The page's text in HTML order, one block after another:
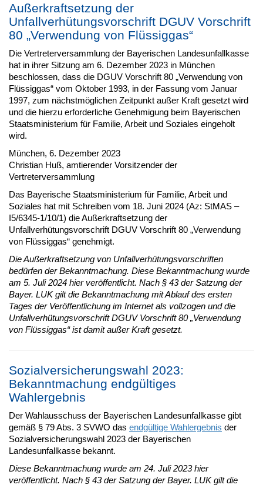
Außerkraftsetzung der
Unfallverhütungsvorschrift DGUV Vorschrift
80 „Verwendung von Flüssiggas“
Die Vertreterversammlung der Bayerischen Landesunfallkasse
hat in ihrer Sitzung am 6. Dezember 2023 in München
beschlossen, dass die DGUV Vorschrift 80 „Verwendung von
Flüssiggas“ vom Oktober 1993, in der Fassung vom Januar
1997, zum nächstmöglichen Zeitpunkt außer Kraft gesetzt wird
und die hierzu erforderliche Genehmigung beim Bayerischen
Staatsministerium für Familie, Arbeit und Soziales eingeholt
wird.
München, 6. Dezember 2023
Christian Huß, amtierender Vorsitzender der
Vertreterversammlung
Das Bayerische Staatsministerium für Familie, Arbeit und
Soziales hat mit Schreiben vom 18. Juni 2024 (Az: StMAS –
I5/6345-1/10/1) die Außerkraftsetzung der
Unfallverhütungsvorschrift DGUV Vorschrift 80 „Verwendung
von Flüssiggas“ genehmigt.
Die Außerkraftsetzung von Unfallverhütungsvorschriften
bedürfen der Bekanntmachung. Diese Bekanntmachung wurde
am 5. Juli 2024 hier veröffentlicht. Nach § 43 der Satzung der
Bayer. LUK gilt die Bekanntmachung mit Ablauf des ersten
Tages der Veröffentlichung im Internet als vollzogen und die
Unfallverhütungsvorschrift DGUV Vorschrift 80 „Verwendung
von Flüssiggas“ ist damit außer Kraft gesetzt.
Sozialversicherungswahl 2023:
Bekanntmachung endgültiges
Wahlergebnis
Der Wahlausschuss der Bayerischen Landesunfallkasse gibt
gemäß § 79 Abs. 3 SVWO das endgültige Wahlergebnis der
Sozialversicherungswahl 2023 der Bayerischen
Landesunfallkasse bekannt.
Diese Bekanntmachung wurde am 24. Juli 2023 hier
veröffentlicht. Nach § 43 der Satzung der Bayer. LUK gilt die